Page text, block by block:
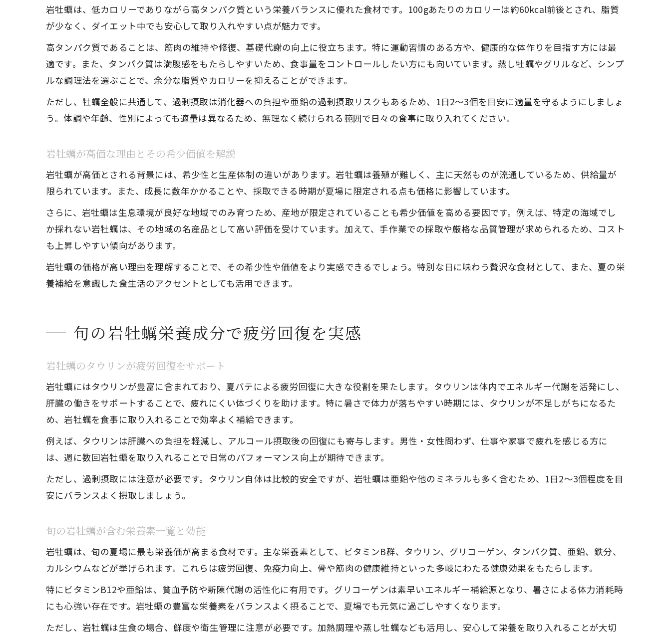
岩牡蠣は、低カロリーでありながら高タンパク質という栄養バランスに優れた食材です。100gあたりのカロリーは約60kcal前後とされ、脂質
が少なく、ダイエット中でも安心して取り入れやすい点が魅力です。
高タンパク質であることは、筋肉の維持や修復、基礎代謝の向上に役立ちます。特に運動習慣のある方や、健康的な体作りを目指す方には最
適です。また、タンパク質は満腹感をもたらしやすいため、食事量をコントロールしたい方にも向いています。蒸し牡蠣やグリルなど、シンプ
ルな調理法を選ぶことで、余分な脂質やカロリーを抑えることができます。
ただし、牡蠣全般に共通して、過剰摂取は消化器への負担や亜鉛の過剰摂取リスクもあるため、1日2～3個を目安に適量を守るようにしましょ
う。体調や年齢、性別によっても適量は異なるため、無理なく続けられる範囲で日々の食事に取り入れてください。
岩牡蠣が高価な理由とその希少価値を解説
岩牡蠣が高価とされる背景には、希少性と生産体制の違いがあります。岩牡蠣は養殖が難しく、主に天然ものが流通しているため、供給量が
限られています。また、成長に数年かかることや、採取できる時期が夏場に限定される点も価格に影響しています。
さらに、岩牡蠣は生息環境が良好な地域でのみ育つため、産地が限定されていることも希少価値を高める要因です。例えば、特定の海域でし
か採れない岩牡蠣は、その地域の名産品として高い評価を受けています。加えて、手作業での採取や厳格な品質管理が求められるため、コスト
も上昇しやすい傾向があります。
岩牡蠣の価格が高い理由を理解することで、その希少性や価値をより実感できるでしょう。特別な日に味わう贅沢な食材として、また、夏の栄
養補給を意識した食生活のアクセントとしても活用できます。
旬の岩牡蠣栄養成分で疲労回復を実感
岩牡蠣のタウリンが疲労回復をサポート
岩牡蠣にはタウリンが豊富に含まれており、夏バテによる疲労回復に大きな役割を果たします。タウリンは体内でエネルギー代謝を活発にし、
肝臓の働きをサポートすることで、疲れにくい体づくりを助けます。特に暑さで体力が落ちやすい時期には、タウリンが不足しがちになるた
め、岩牡蠣を食事に取り入れることで効率よく補給できます。
例えば、タウリンは肝臓への負担を軽減し、アルコール摂取後の回復にも寄与します。男性・女性問わず、仕事や家事で疲れを感じる方に
は、週に数回岩牡蠣を取り入れることで日常のパフォーマンス向上が期待できます。
ただし、過剰摂取には注意が必要です。タウリン自体は比較的安全ですが、岩牡蠣は亜鉛や他のミネラルも多く含むため、1日2〜3個程度を目
安にバランスよく摂取しましょう。
旬の岩牡蠣が含む栄養素一覧と効能
岩牡蠣は、旬の夏場に最も栄養価が高まる食材です。主な栄養素として、ビタミンB群、タウリン、グリコーゲン、タンパク質、亜鉛、鉄分、
カルシウムなどが挙げられます。これらは疲労回復、免疫力向上、骨や筋肉の健康維持といった多岐にわたる健康効果をもたらします。
特にビタミンB12や亜鉛は、貧血予防や新陳代謝の活性化に有用です。グリコーゲンは素早いエネルギー補給源となり、暑さによる体力消耗時
にも心強い存在です。岩牡蠣の豊富な栄養素をバランスよく摂ることで、夏場でも元気に過ごしやすくなります。
ただし、岩牡蠣は生食の場合、鮮度や衛生管理に注意が必要です。加熱調理や蒸し牡蠣なども活用し、安心して栄養を取り入れることが大切